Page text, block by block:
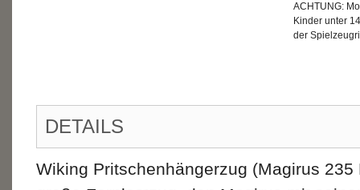
ACHTUNG:
Kinder unter
der
DETAILS
Wiking Pritschenhängerzug (Magirus